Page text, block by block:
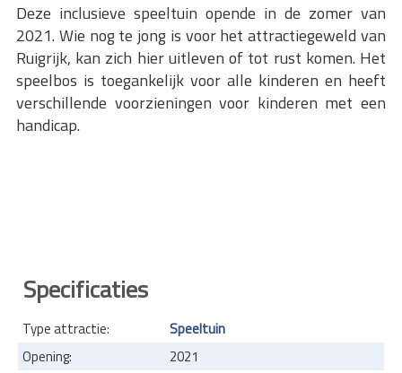
Deze inclusieve speeltuin opende in de zomer van
2021. Wie nog te jong is voor het attractiegeweld van
Ruigrijk, kan zich hier uitleven of tot rust komen. Het
speelbos is toegankelijk voor alle kinderen en heeft
verschillende voorzieningen voor kinderen met een
handicap.
Specificaties
Type attractie:
Speeltuin
Opening:
2021